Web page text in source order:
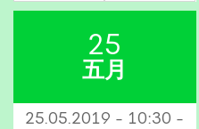
25
五月
25.05.2019 - 10:30 -